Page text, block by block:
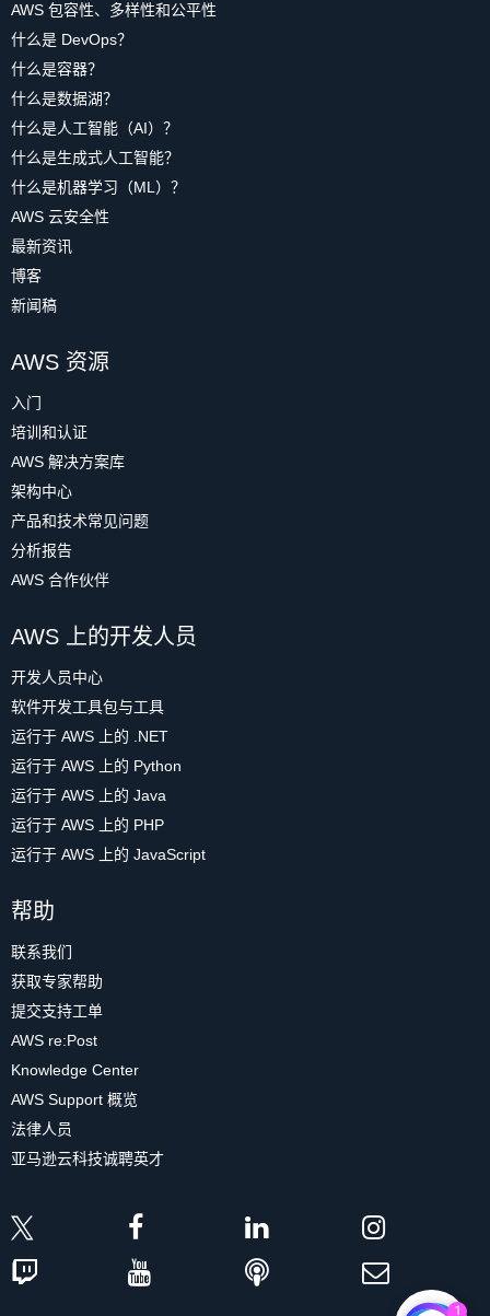
AWS 包容性、多样性和公平性
什么是 DevOps？
什么是容器？
什么是数据湖？
什么是人工智能（AI）？
什么是生成式人工智能？
什么是机器学习（ML）？
AWS 云安全性
最新资讯
博客
新闻稿
AWS 资源
入门
培训和认证
AWS 解决方案库
架构中心
产品和技术常见问题
分析报告
AWS 合作伙伴
AWS 上的开发人员
开发人员中心
软件开发工具包与工具
运行于 AWS 上的 .NET
运行于 AWS 上的 Python
运行于 AWS 上的 Java
运行于 AWS 上的 PHP
运行于 AWS 上的 JavaScript
帮助
联系我们
获取专家帮助
提交支持工单
AWS re:Post
Knowledge Center
AWS Support 概览
法律人员
亚马逊云科技诚聘英才
1